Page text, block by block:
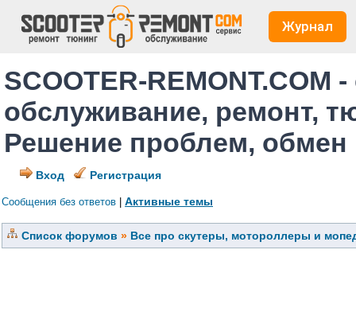
Журнал
SCOOTER-REMONT.COM
обслуживание, ремонт,
Решение проблем,
Вход Регистрация
Сообщения без ответов Активные темы
Список форумов » Все про скутеры, мотороллеры и